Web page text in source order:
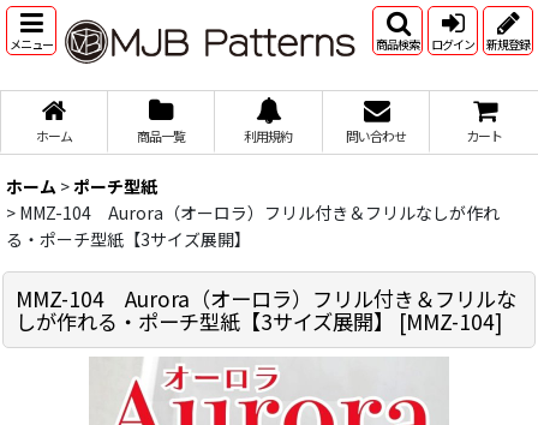
メニュー 商品検索 ログイン 新規登録
ホーム 商品一覧 利用規約 問い合わせ カート
ホーム >ポーチ型紙
> MMZ-104 Aurora（オーロラ）フリル付き＆フリルなしが作れ
る・ポーチ型紙【3サイズ展開】
MMZ-104 Aurora（オーロラ）フリル付き＆フリルな
しが作れる・ポーチ型紙【3サイズ展開】 [MMZ-104]